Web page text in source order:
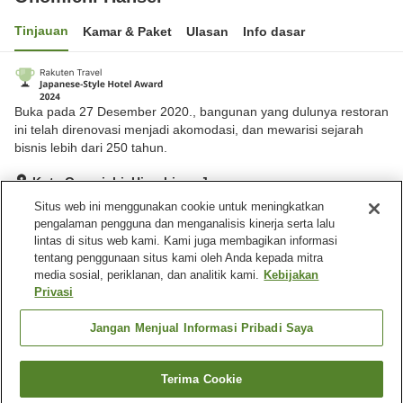
Tinjauan Kamar & Paket Ulasan Info dasar
Buka pada 27 Desember 2020., bangunan yang dulunya restoran
ini telah direnovasi menjadi akomodasi, dan mewarisi sejarah
bisnis lebih dari 250 tahun.
Kota Onomichi, Hiroshima, Jepang
Lihat di peta
Hebat Ulasan:108
Fasilitas properti
Wi-Fi
Laundry berbayar
Antar jemput di stasiun
Pembuat kopi
Cari kamar
Situs web ini menggunakan cookie untuk meningkatkan
pengalaman pengguna dan menganalisis kinerja serta lalu
lintas di situs web kami. Kami juga membagikan informasi
tentang penggunaan situs kami oleh Anda kepada mitra
media sosial, periklanan, dan analitik kami. Kebijakan
Privasi
Jangan Menjual Informasi Pribadi Saya
Terima Cookie